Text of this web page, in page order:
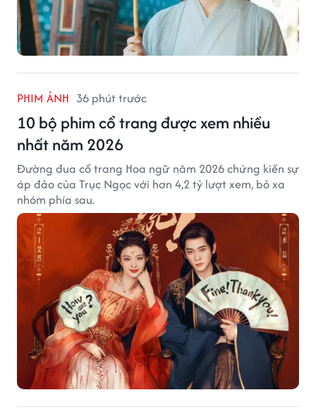
PHIM ẢNH 36 phút trước
10 bộ phim cổ trang được xem nhiều
nhất năm 2026
Đường đua cổ trang Hoa ngữ năm 2026 chứng kiến sự
áp đảo của Trục Ngọc với hơn 4,2 tỷ lượt xem, bỏ xa
nhóm phía sau.